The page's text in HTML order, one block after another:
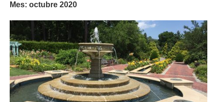
Mes: octubre 2020